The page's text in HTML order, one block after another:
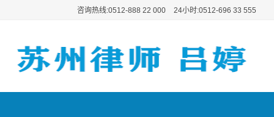
咨询热线:0512-888 22 000 24小时:0512-696 33 555